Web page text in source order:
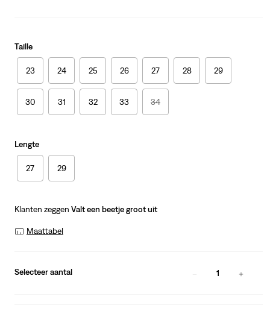
Taille
23 24 25 26 27 28 29
30 31 32 33 34
Lengte
27 29
Klanten zeggen Valt een beetje groot uit
Maattabel
Selecteer aantal 1